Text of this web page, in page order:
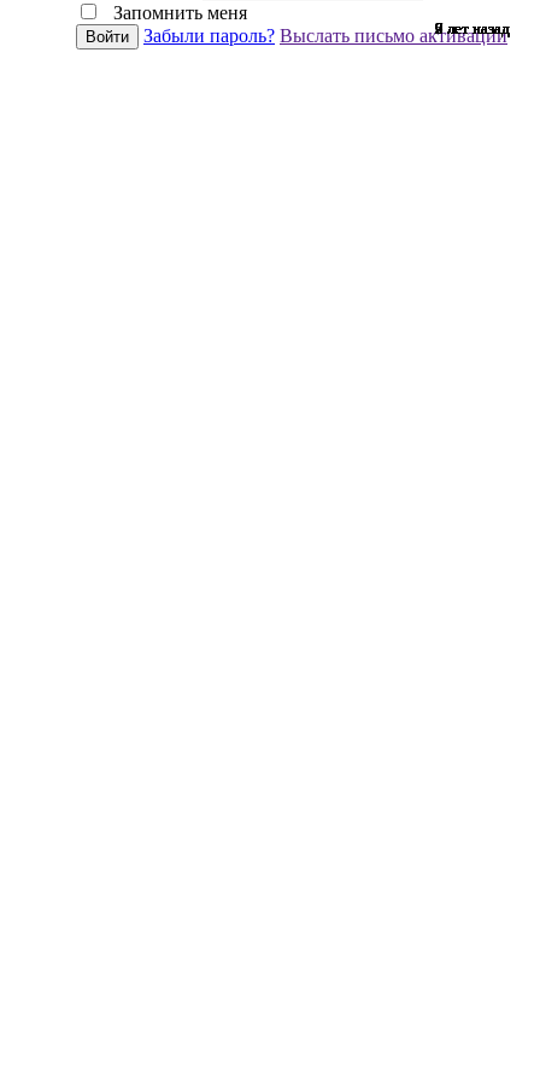
9 лет назад
9 лет назад
7 лет назад
9 лет назад
9 лет назад
9 лет назад
9 лет назад
9 лет назад
9 лет назад
9 лет назад
9 лет назад
9 лет назад
9 лет назад
9 лет назад
7 лет назад
9 лет назад
9 лет назад
9 лет назад
9 лет назад
9 лет назад
9 лет назад
7 лет назад
9 лет назад
6 лет назад
9 лет назад
9 лет назад
6 лет назад
9 лет назад
2 лет назад
9 лет назад
9 лет назад
Запомнить меня
Забыли пароль? Выслать письмо активации